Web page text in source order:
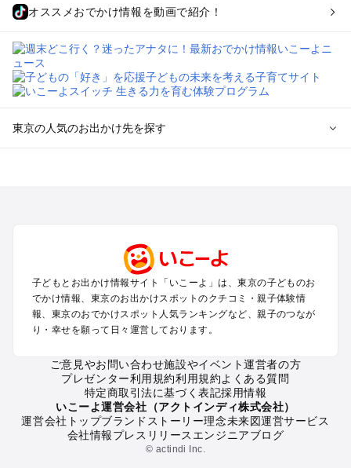
オススメおでかけ情報を動画で紹介！
東京の人気のお出かけ先を探す
町田・相模原・愛川・上野原のプールお出かけ
渋谷・原宿・恵比寿・中目黒・自由が丘のプールお出かけ
池袋・赤羽・王子・巣鴨・目白・石神井のプールお出かけ
新宿・高田馬場・代々木・千駄ヶ谷のプールお出かけ
銀座・丸の内・日本橋・有楽町・築地・月島のプールお出かけ
小金井・小平・西東京・東村山・東久留米のプールお出かけ
府中・調布・狛江のプールお出かけ
青梅・奥多摩のプールお出かけ
蒲田・大森・羽田周辺のプールお出かけ
葛西・新木場・亀戸・亀有・柴又のプールお出かけ
北千住・日暮里・荒川のプールお出かけ
子どもとお出かけ情報サイト「いこーよ」は、東京の子どものお
でかけ情報、東京のお出かけスポットのクチコミ・親子体験情
報、東京のおでかけスポット人気ランキングなど、親子のつなが
り・幸せを願って日々運営しております。
ご意見やお問い合わせ施設やイベント運営者の方
プレゼンター利用規約利用規約よくある質問
特定商取引法に基づく表記採用情報
いこーよ運営会社（アクトインディ株式会社）
運営会社トップブランドストーリー理念未来図運営サービス
会社情報プレスリリース エンジニアブログ
© actindi Inc.